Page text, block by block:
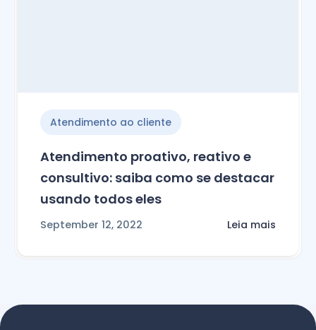
Atendimento ao cliente
Atendimento proativo, reativo e
consultivo: saiba como se destacar
usando todos eles
September 12, 2022 Leia mais